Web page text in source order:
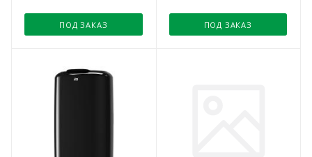
ПОД ЗАКАЗ ПОД ЗАКАЗ